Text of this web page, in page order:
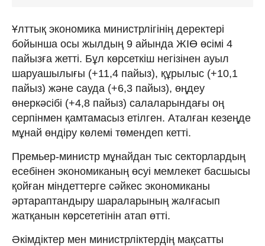
Ұлттық экономика министрлігінің деректері
бойынша осы жылдың 9 айында ЖІӨ өсімі 4
пайызға жетті. Бұл көрсеткіш негізінен ауыл
шаруашылығы (+11,4 пайыз), құрылыс (+10,1
пайыз) және сауда (+6,3 пайыз), өңдеу
өнеркәсібі (+4,8 пайыз) салаларындағы оң
серпінмен қамтамасыз етілген. Аталған кезеңде
мұнай өндіру көлемі төмендеп кетті.
Премьер-министр мұнайдан тыс секторлардың
есебінен экономиканың өсуі мемлекет басшысы
қойған міндеттерге сәйкес экономиканы
әртараптандыру шараларының жалғасып
жатқанын көрсететінін атап өтті.
Әкімдіктер мен министрліктердің мақсатты